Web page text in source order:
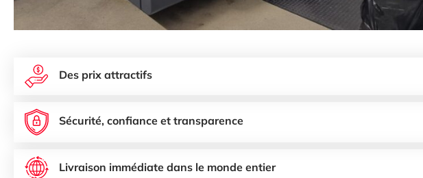
Des prix attractifs
Sécurité, confiance et transparence
Livraison immédiate dans le monde entier